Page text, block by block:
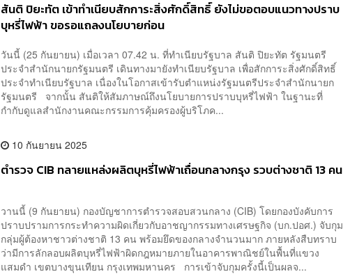
สันติ ปิยะทัต เข้าทำเนียบสักการะสิ่งศักดิ์สิทธิ์ ยังไม่ขอตอบแนวทางปราบ
บุหรี่ไฟฟ้า ขอรอแถลงนโยบายก่อน
วันนี้ (25 กันยายน) เมื่อเวลา 07.42 น. ที่ทำเนียบรัฐบาล สันติ ปิยะทัต รัฐมนตรี
ประจำสำนักนายกรัฐมนตรี เดินทางมายังทำเนียบรัฐบาล เพื่อสักการะสิ่งศักดิ์สิทธิ์
ประจำทำเนียบรัฐบาล เนื่องในโอกาสเข้ารับตำแหน่งรัฐมนตรีประจำสำนักนายก
รัฐมนตรี จากนั้น สันติให้สัมภาษณ์ถึงนโยบายการปราบบุหรี่ไฟฟ้า ในฐานะที่
กำกับดูแลสำนักงานคณะกรรมการคุ้มครองผู้บริโภค...
10 กันยายน 2025
ตำรวจ CIB ทลายแหล่งผลิตบุหรี่ไฟฟ้าเถื่อนกลางกรุง รวบต่างชาติ 13 คน
วานนี้ (9 กันยายน) กองบัญชาการตำรวจสอบสวนกลาง (CIB) โดยกองบังคับการ
ปราบปรามการกระทำความผิดเกี่ยวกับอาชญากรรมทางเศรษฐกิจ (บก.ปอศ.) จับกุม
กลุ่มผู้ต้องหาชาวต่างชาติ 13 คน พร้อมยึดของกลางจำนวนมาก ภายหลังสืบทราบ
ว่ามีการลักลอบผลิตบุหรี่ไฟฟ้าผิดกฎหมายภายในอาคารพาณิชย์ในพื้นที่แขวง
แสมดำ เขตบางขุนเทียน กรุงเทพมหานคร การเข้าจับกุมครั้งนี้เป็นผลจ...